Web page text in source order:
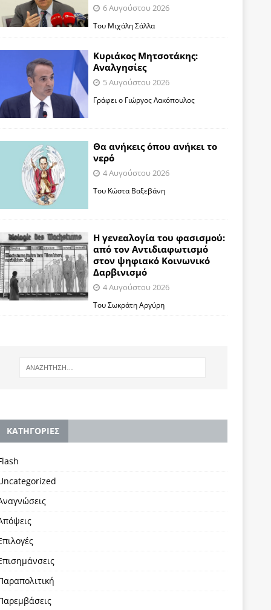
6 Αυγούστου 2026
Του Μιχάλη Σάλλα
Κυριάκος Μητσοτάκης:
Αναλγησίες
5 Αυγούστου 2026
Γράφει ο Γιώργος Λακόπουλος
Θα ανήκεις όπου ανήκει το
νερό
4 Αυγούστου 2026
Του Κώστα Βαξεβάνη
Η γενεαλογία του φασισμού:
από τον Αντιδιαφωτισμό
στον ψηφιακό Κοινωνικό
Δαρβινισμό
4 Αυγούστου 2026
Του Σωκράτη Αργύρη
KΑΤΗΓΟΡΙΕΣ